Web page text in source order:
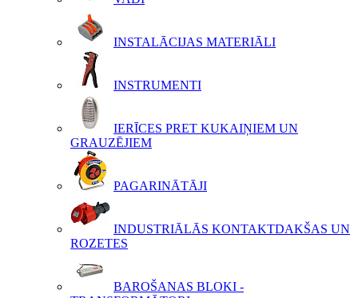
INSTALĀCIJAS MATERIĀLI
INSTRUMENTI
IERĪCES PRET KUKAIŅIEM UN
GRAUZĒJIEM
PAGARINĀTĀJI
INDUSTRIĀLĀS KONTAKTDAKŠAS UN
ROZETES
BAROŠANAS BLOKI -